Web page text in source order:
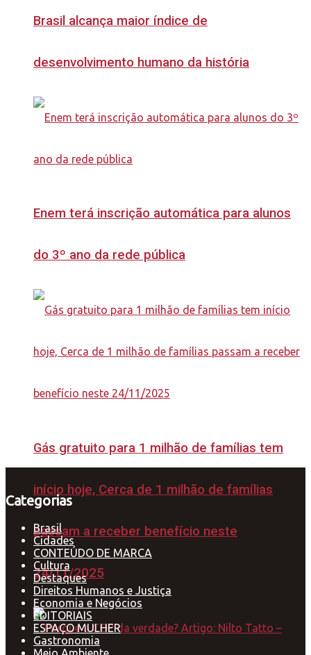
Brasil alcança maior índice de
desenvolvimento humano da história
Enem terá inscrição automática para alunos
do 3º ano da rede pública
Gás gratuito para 1 milhão de famílias tem
início hoje, Cerca de 1 milhão de famílias
passam a receber benefício neste
24/11/2025
Categorias
Brasil
Cidades
CONTEÚDO DE MARCA
Cultura
Destaques
Direitos Humanos e Justiça
Economia e Negócios
EDITORIAIS
ESPAÇO MULHER
Gastronomia